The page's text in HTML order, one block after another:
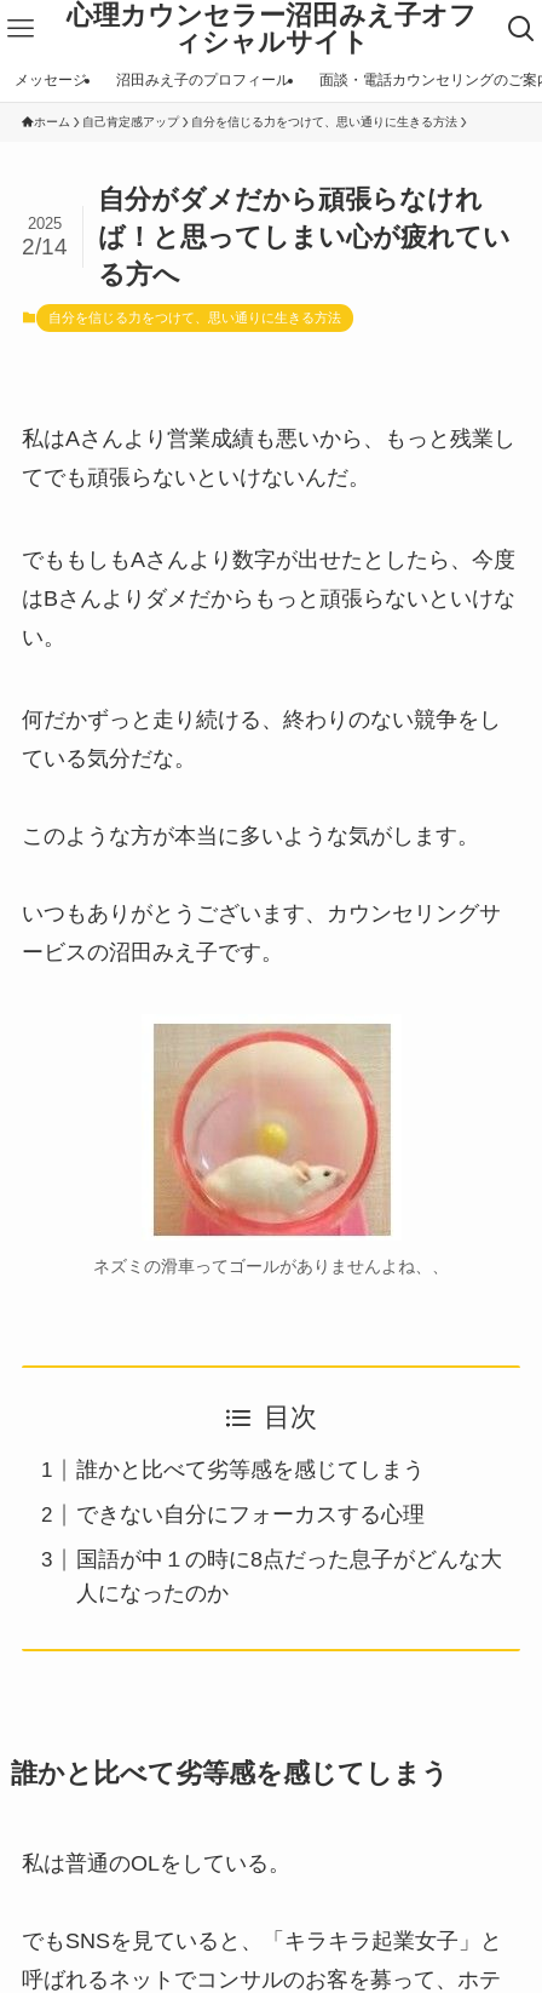
心理カウンセラー沼田みえ子オフ
ィシャルサイト
メッセージ 沼田みえ子のプロフィール 面談・電話カウンセリングのご案
ホーム 自己肯定感アップ 自分を信じる力をつけて、思い通りに生きる方法
自分がダメだから頑張らなけれ
ば！と思ってしまい心が疲れてい
る方へ
2025
2/14
自分を信じる力をつけて、思い通りに生きる方法
私はAさんより営業成績も悪いから、もっと残業し
てでも頑張らないといけないんだ。
でももしもAさんより数字が出せたとしたら、今度
はBさんよりダメだからもっと頑張らないといけな
い。
何だかずっと走り続ける、終わりのない競争をし
ている気分だな。
このような方が本当に多いような気がします。
いつもありがとうございます、カウンセリングサ
ービスの沼田みえ子です。
ネズミの滑車ってゴールがありませんよね、、
目次
誰かと比べて劣等感を感じてしまう
できない自分にフォーカスする心理
国語が中１の時に8点だった息子がどんな大
人になったのか
誰かと比べて劣等感を感じてしまう
私は普通のOLをしている。
でもSNSを見ていると、「キラキラ起業女子」と
呼ばれるネットでコンサルのお客を募って、ホテ